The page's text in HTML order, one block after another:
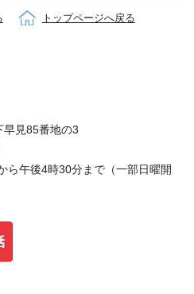
トップページへ戻る
見85番地の3
ら午後4時30分まで（一部日曜開